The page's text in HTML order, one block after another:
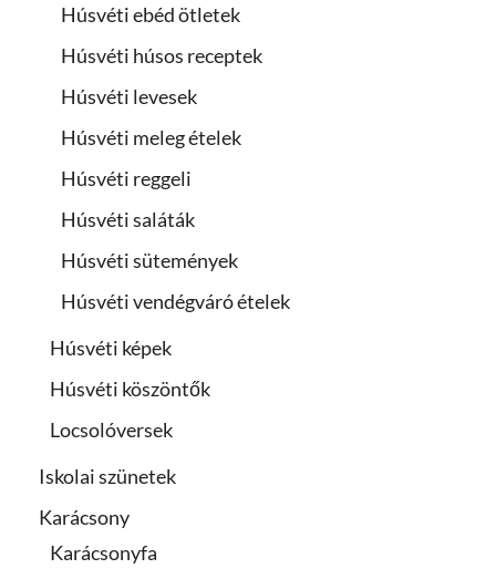
Húsvéti ebéd ötletek
Húsvéti húsos receptek
Húsvéti levesek
Húsvéti meleg ételek
Húsvéti reggeli
Húsvéti saláták
Húsvéti sütemények
Húsvéti vendégváró ételek
Húsvéti képek
Húsvéti köszöntők
Locsolóversek
Iskolai szünetek
Karácsony
Karácsonyfa